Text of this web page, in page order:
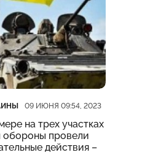
09 ИЮНЯ 09:54, 2023
на трех участках
провели
действия –